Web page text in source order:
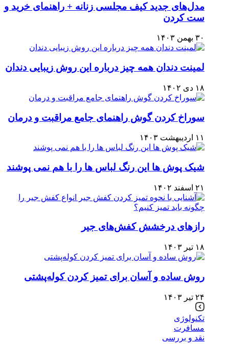
مدل‌های جدید کیف مجلسی زنانه + راهنمای خرید و
ست کردن
۳۰ بهمن ۱۴۰۳
لمینت دندان همه چیز درباره این روش زیبایی دندان
۱۸ دی ۱۴۰۲
سوراخ کردن گوش راهنمای جامع مراقبت و درمان
۱۱ اردیبهشت ۱۴۰۳
شیک پوش ها این رنگ لباس ها را با هم نمی پوشند
۲۱ اسفند ۱۴۰۲
رازهای درخشش کفش‌های جیر
۱۸ تیر ۱۴۰۳
روش ساده و آسان برای تمیز کردن کوله‌پشتی
۲۴ تیر ۱۴۰۳
تکنولوژی
مسافرت
نقد و بررسی